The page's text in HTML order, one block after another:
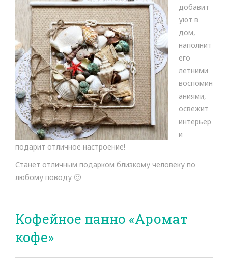
b
o
o
k
t
e
r
J
o
u
r
n
a
l
добавит
уют в
дом,
наполнит
его
летними
воспомин
аниями,
освежит
интерьер
и
подарит отличное настроение!
Станет отличным подарком близкому человеку по
любому поводу 🙂
Кофейное панно «Аромат
кофе»